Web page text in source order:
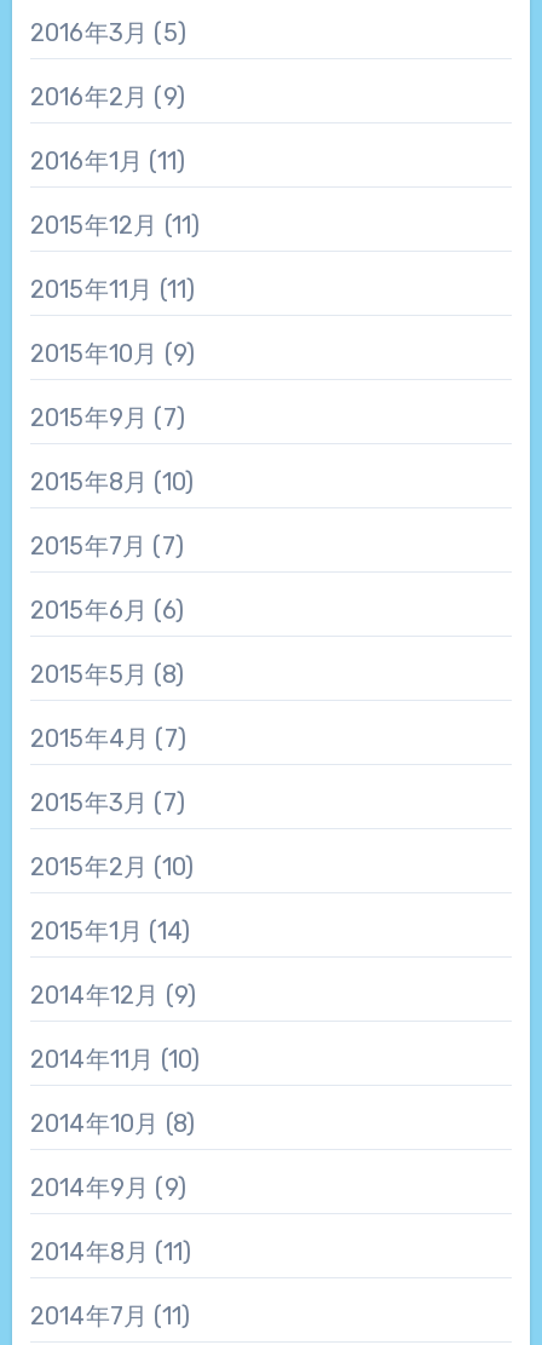
2016年3月 (5)
2016年2月 (9)
2016年1月 (11)
2015年12月 (11)
2015年11月 (11)
2015年10月 (9)
2015年9月 (7)
2015年8月 (10)
2015年7月 (7)
2015年6月 (6)
2015年5月 (8)
2015年4月 (7)
2015年3月 (7)
2015年2月 (10)
2015年1月 (14)
2014年12月 (9)
2014年11月 (10)
2014年10月 (8)
2014年9月 (9)
2014年8月 (11)
2014年7月 (11)